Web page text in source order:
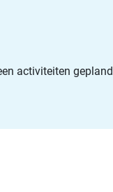
activiteiten gepland